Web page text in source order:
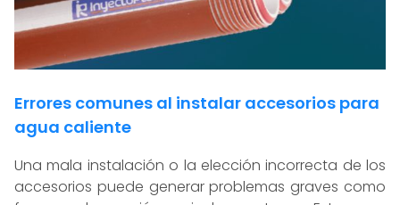
Errores comunes al instalar accesorios para
agua caliente
Una mala instalación o la elección incorrecta de los
accesorios puede generar problemas graves como